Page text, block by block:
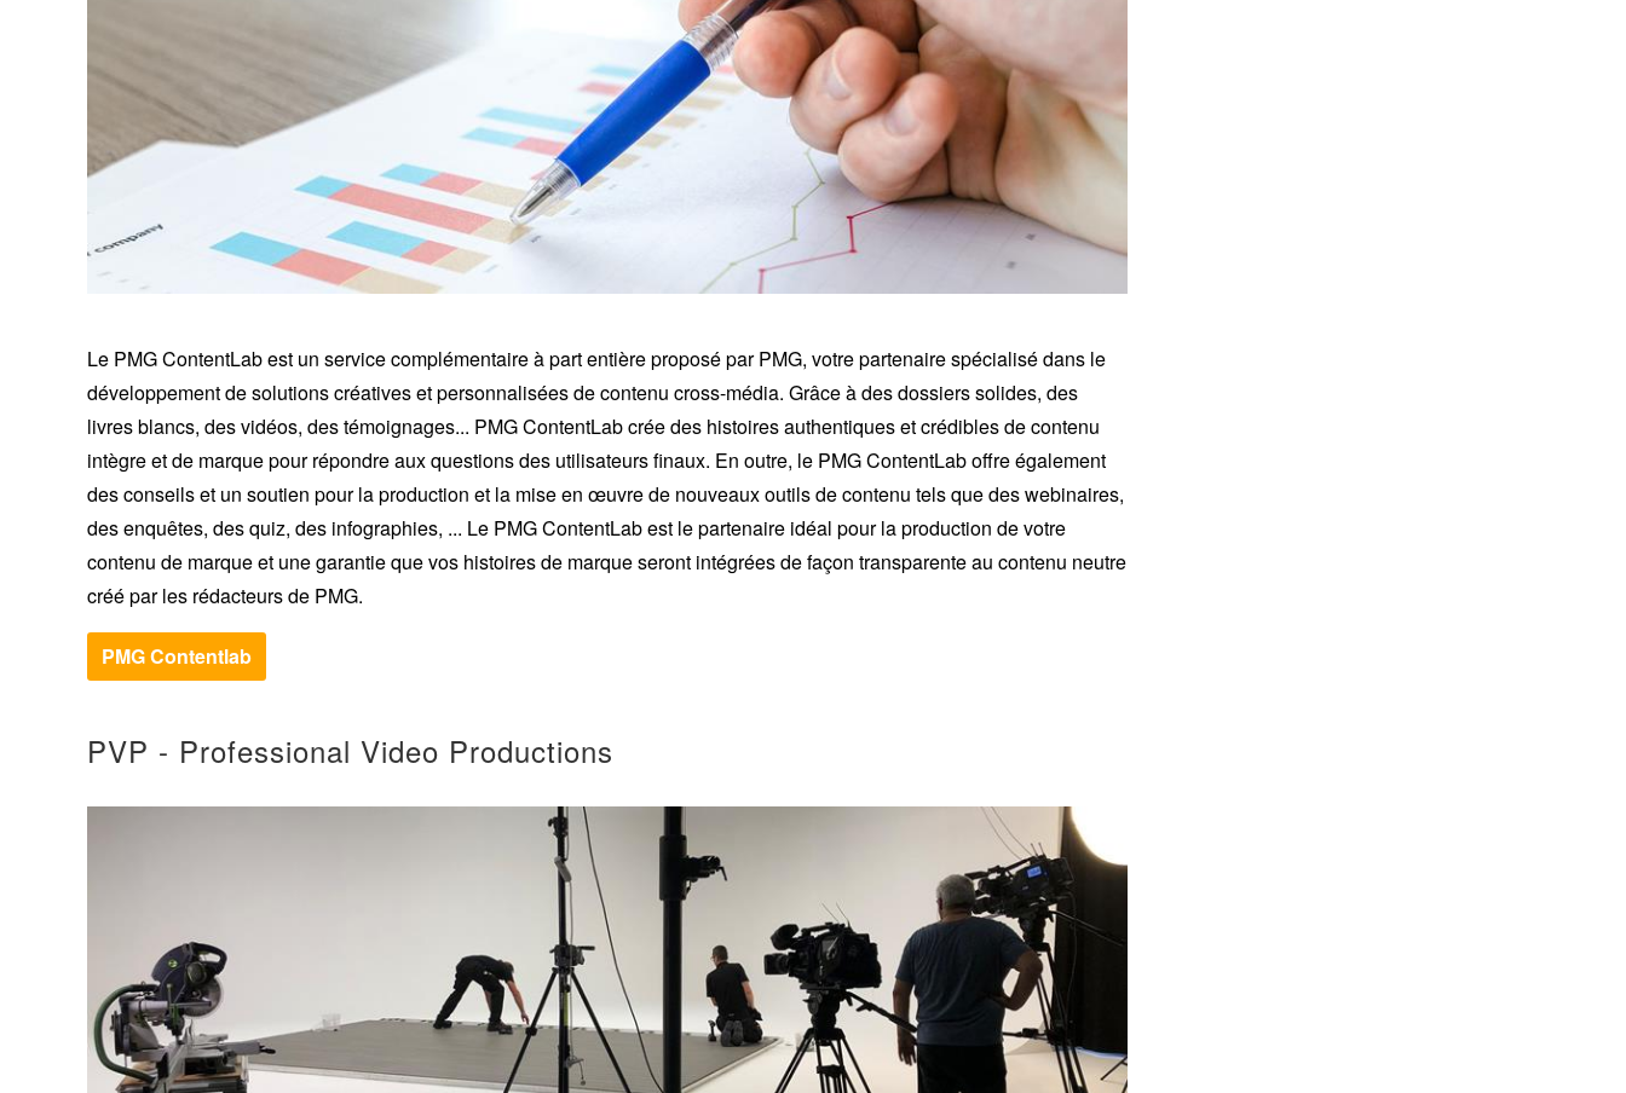
Le PMG ContentLab est un service complémentaire à part entière proposé par PMG, votre partenaire spécialisé dans le
développement de solutions créatives et personnalisées de contenu cross-média. Grâce à des dossiers solides, des
livres blancs, des vidéos, des témoignages... PMG ContentLab crée des histoires authentiques et crédibles de contenu
intègre et de marque pour répondre aux questions des utilisateurs finaux. En outre, le PMG ContentLab offre également
des conseils et un soutien pour la production et la mise en œuvre de nouveaux outils de contenu tels que des webinaires,
des enquêtes, des quiz, des infographies, ... Le PMG ContentLab est le partenaire idéal pour la production de votre
contenu de marque et une garantie que vos histoires de marque seront intégrées de façon transparente au contenu neutre
créé par les rédacteurs de PMG.
PMG Contentlab
PVP - Professional Video Productions